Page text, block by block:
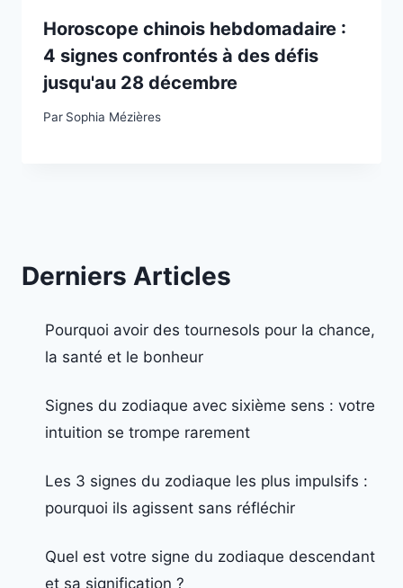
Horoscope chinois hebdomadaire :
4 signes confrontés à des défis
jusqu'au 28 décembre
Par Sophia Mézières
Derniers Articles
Pourquoi avoir des tournesols pour la chance,
la santé et le bonheur
Signes du zodiaque avec sixième sens : votre
intuition se trompe rarement
Les 3 signes du zodiaque les plus impulsifs :
pourquoi ils agissent sans réfléchir
Quel est votre signe du zodiaque descendant
et sa signification ?